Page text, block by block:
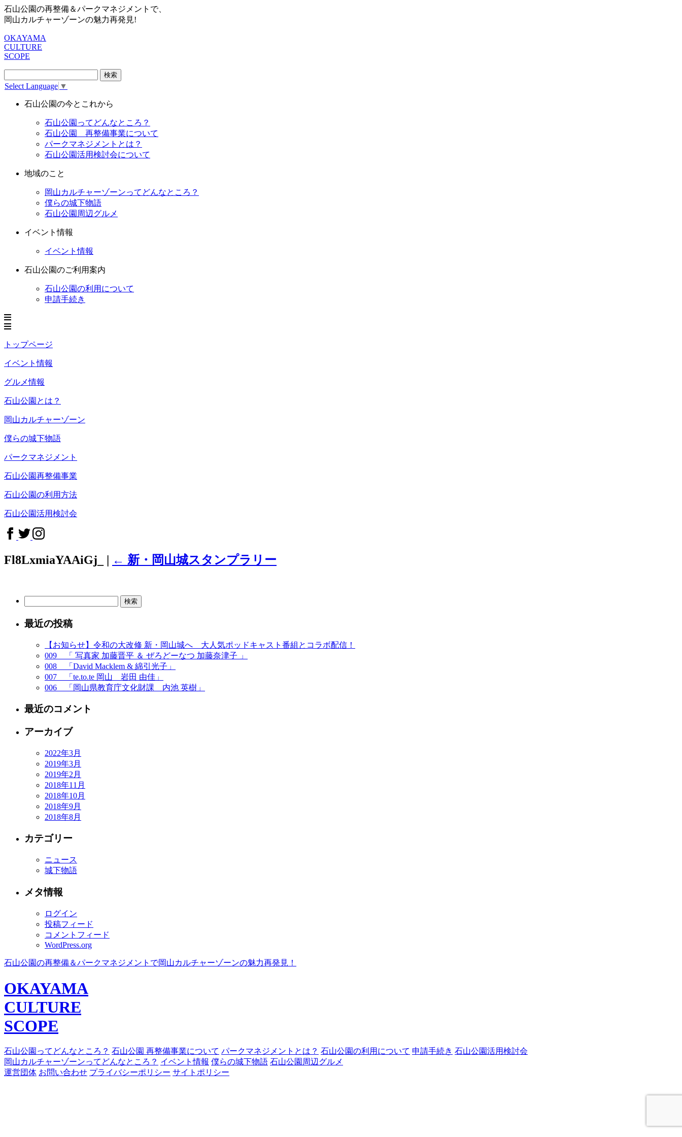
石山公園の再整備＆パークマネジメントで、
岡山カルチャーゾーンの魅力再発見!
OKAYAMA
CULTURE
SCOPE
索:
Select Language ▼
石山公園の今とこれから
石山公園ってどんなところ？
石山公園 再整備事業について
パークマネジメントとは？
石山公園活用検討会について
地域のこと
岡山カルチャーゾーンってどんなところ？
僕らの城下物語
石山公園周辺グルメ
イベント情報
イベント情報
石山公園のご利用案内
石山公園の利用について
申請手続き
トップページ
イベント情報
グルメ情報
石山公園とは？
岡山カルチャーゾーン
僕らの城下物語
パークマネジメント
石山公園再整備事業
石山公園の利用方法
石山公園活用検討会
Fl8LxmiaYAAiGj_ ← 新・岡山城スタンプラリー
最近の投稿
【お知らせ】令和の大改修 新・岡山城へ 大人気ポッドキャスト番組とコラボ配信！
009 「 写真家 加藤晋平 ＆ ぜろどーなつ 加藤奈津子 」
008 「David Macklem & 綿引光子」
007 「te.to.te 岡山 岩田 由佳」
006 「岡山県教育庁文化財課 内池 英樹」
最近のコメント
アーカイブ
2022年3月
2019年3月
2019年2月
2018年11月
2018年10月
2018年9月
2018年8月
カテゴリー
ニュース
城下物語
メタ情報
ログイン
投稿フィード
コメントフィード
WordPress.org
石山公園の再整備＆パークマネジメントで岡山カルチャーゾーンの魅力再発見！
OKAYAMA
CULTURE
SCOPE
石山公園ってどんなところ？ 石山公園 再整備事業について パークマネジメントとは？ 石山公園の利用について 申請手続き 石山公園活用検討会
岡山カルチャーゾーンってどんなところ？ イベント情報 僕らの城下物語 石山公園周辺グルメ
運営団体 お問い合わせ プライバシーポリシー サイトポリシー